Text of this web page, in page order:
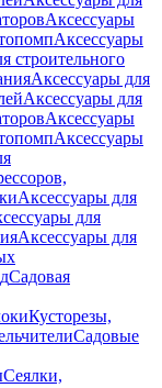
Аксессуары
Аксессуары
строительного
Аксессуары для
Аксессуары для
Аксессуары
Аксессуары
Аксессуары для
для
Аксессуары для
Садовая
Кусторезы,
Садовые
Сеялки,